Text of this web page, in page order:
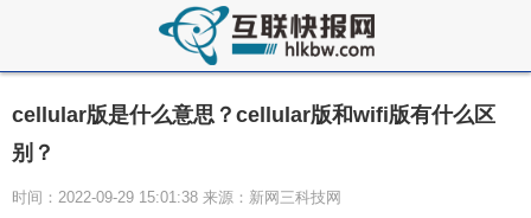
cellular版是什么意思？cellular版和wifi版有什么区
别？
时间：2022-09-29 15:01:38 来源：新网三科技网